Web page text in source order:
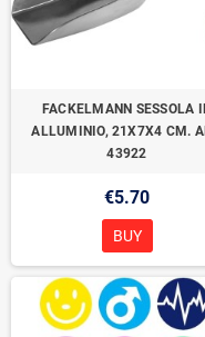
FACKELMANN SESSOLA
ALLUMINIO, 21X7X4 CM.
43922
€5.70
BUY